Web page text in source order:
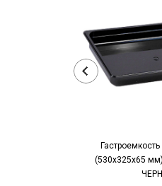
(530х325х65